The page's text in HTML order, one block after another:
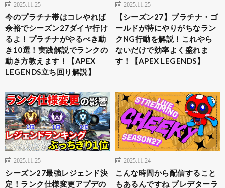
2025.11.25
今のプラチナ帯はコレやれば
余裕でシーズン27ダイヤ行け
るよ！プラチナがやるべき動
き10選！実践解説でランクの
動き方教えます！【APEX
LEGENDS立ち回り解説】
2025.11.25
【シーズン27】プラチナ・ゴ
ールドが特にやりがちなラン
クNG行動を解説！これやら
ないだけで効率よく盛れま
す！【APEX LEGENDS】
2025.11.25
シーズン27最強レジェンド決
定！ランク仕様変更アプデの
2025.11.24
こんな時間から配信すること
もあるんですね プレデターラ